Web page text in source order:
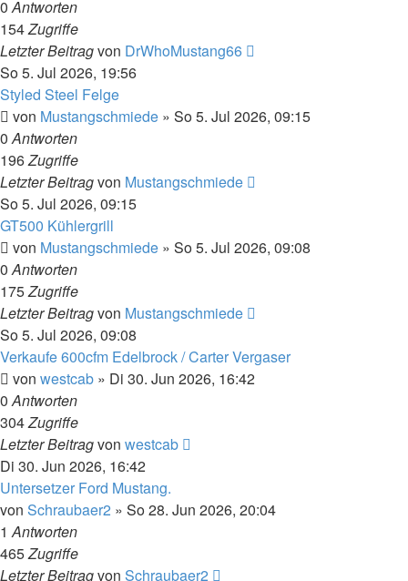
0Antworten
154Zugriffe
Letzter Beitragvon DrWhoMustang66
So 5. Jul 2026, 19:56
Styled Steel Felge
von Mustangschmiede » So 5. Jul 2026, 09:15
0Antworten
196Zugriffe
Letzter Beitragvon Mustangschmiede
So 5. Jul 2026, 09:15
GT500 Kühlergrill
von Mustangschmiede » So 5. Jul 2026, 09:08
0Antworten
175Zugriffe
Letzter Beitragvon Mustangschmiede
So 5. Jul 2026, 09:08
Verkaufe 600cfm Edelbrock / Carter Vergaser
von westcab » Di 30. Jun 2026, 16:42
0Antworten
304Zugriffe
Letzter Beitragvon westcab
Di 30. Jun 2026, 16:42
Untersetzer Ford Mustang.
von Schraubaer2 » So 28. Jun 2026, 20:04
1Antworten
465Zugriffe
Letzter Beitragvon Schraubaer2